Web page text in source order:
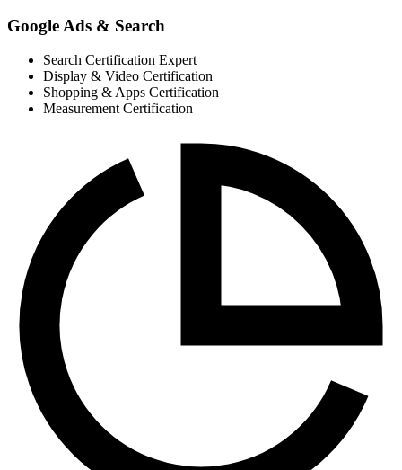
Google Ads & Search
Search Certification Expert
Display & Video Certification
Shopping & Apps Certification
Measurement Certification